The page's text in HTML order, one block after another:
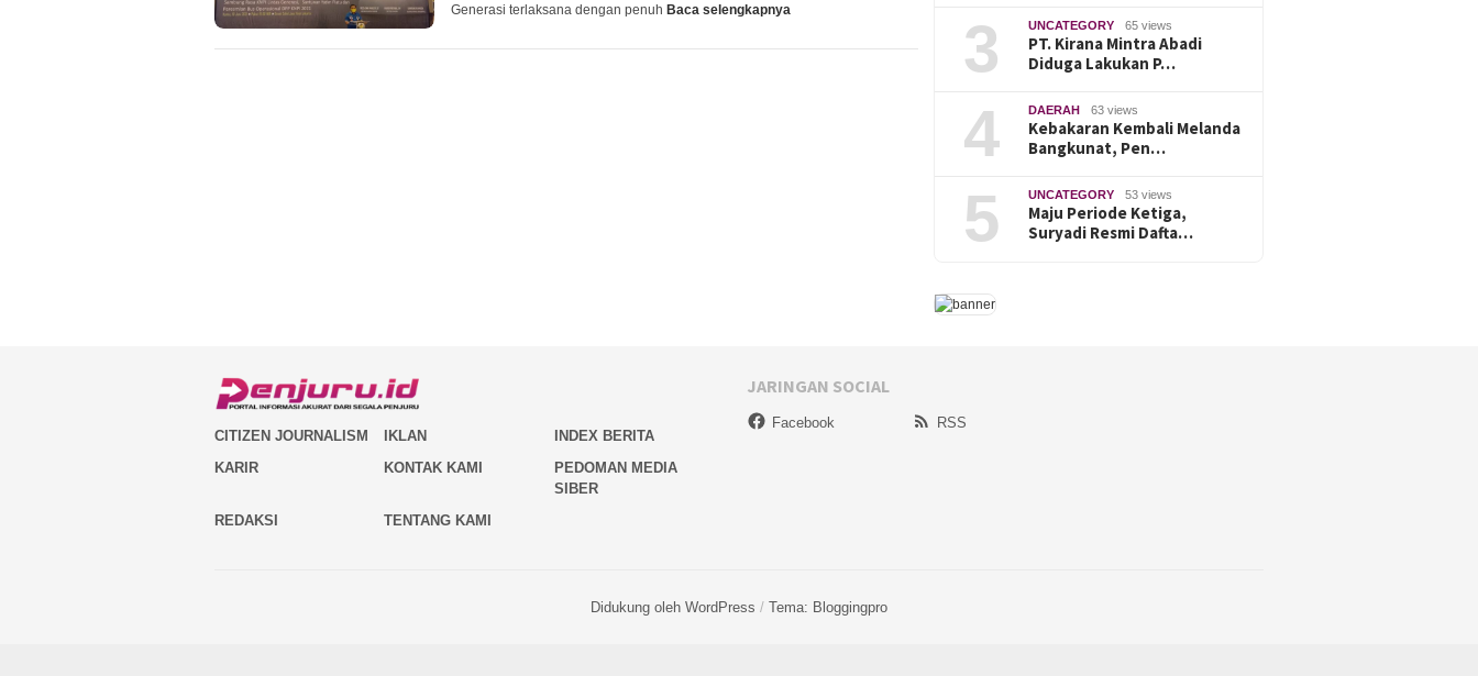
Generasi terlaksana dengan penuh Baca selengkapnya
3 UNCATEGORY 65 views
PT. Kirana Mintra Abadi
Diduga Lakukan P…
4 DAERAH 63 views
Kebakaran Kembali Melanda
Bangkunat, Pen…
5 UNCATEGORY 53 views
Maju Periode Ketiga,
Suryadi Resmi Dafta…
CITIZEN JOURNALISM IKLAN
INDEX BERITA
KARIR
KONTAK KAMI
PEDOMAN MEDIA
SIBER
REDAKSI
TENTANG KAMI
JARINGAN SOCIAL
Facebook RSS
Didukung oleh WordPress / Tema: Bloggingpro